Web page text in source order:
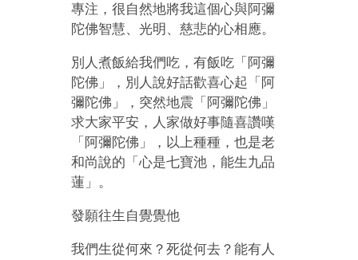
專注，很自然地將我這個心與阿彌
陀佛智慧、光明、慈悲的心相應。
別人煮飯給我們吃，有飯吃「阿彌
陀佛」，別人說好話歡喜心起「阿
彌陀佛」，突然地震「阿彌陀佛」
求大家平安，人家做好事隨喜讚嘆
「阿彌陀佛」，以上種種，也是老
和尚說的「心是七寶池，能生九品
蓮」。
發願往生自覺覺他
我們生從何來？死從何去？能有人